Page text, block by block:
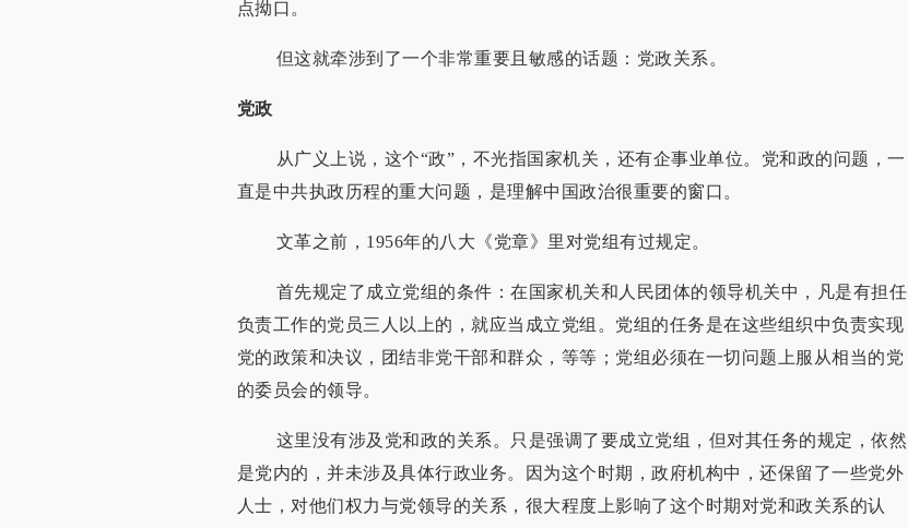
点拗口。
但这就牵涉到了一个非常重要且敏感的话题：党政关系。
党政
从广义上说，这个“政”，不光指国家机关，还有企事业单位。党和政的问题，一
直是中共执政历程的重大问题，是理解中国政治很重要的窗口。
文革之前，1956年的八大《党章》里对党组有过规定。
首先规定了成立党组的条件：在国家机关和人民团体的领导机关中，凡是有担任
负责工作的党员三人以上的，就应当成立党组。党组的任务是在这些组织中负责实现
党的政策和决议，团结非党干部和群众，等等；党组必须在一切问题上服从相当的党
的委员会的领导。
这里没有涉及党和政的关系。只是强调了要成立党组，但对其任务的规定，依然
是党内的，并未涉及具体行政业务。因为这个时期，政府机构中，还保留了一些党外
人士，对他们权力与党领导的关系，很大程度上影响了这个时期对党和政关系的认